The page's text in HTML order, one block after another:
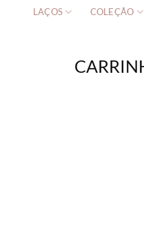
LAÇOS COLEÇÃO